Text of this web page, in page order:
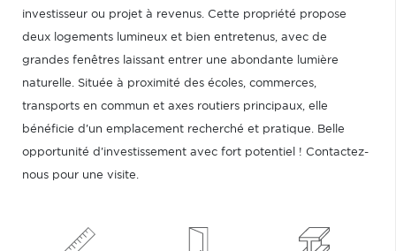
investisseur ou projet à revenus. Cette propriété propose
deux logements lumineux et bien entretenus, avec de
grandes fenêtres laissant entrer une abondante lumière
naturelle. Située à proximité des écoles, commerces,
transports en commun et axes routiers principaux, elle
bénéficie d'un emplacement recherché et pratique. Belle
opportunité d'investissement avec fort potentiel ! Contactez-
nous pour une visite.